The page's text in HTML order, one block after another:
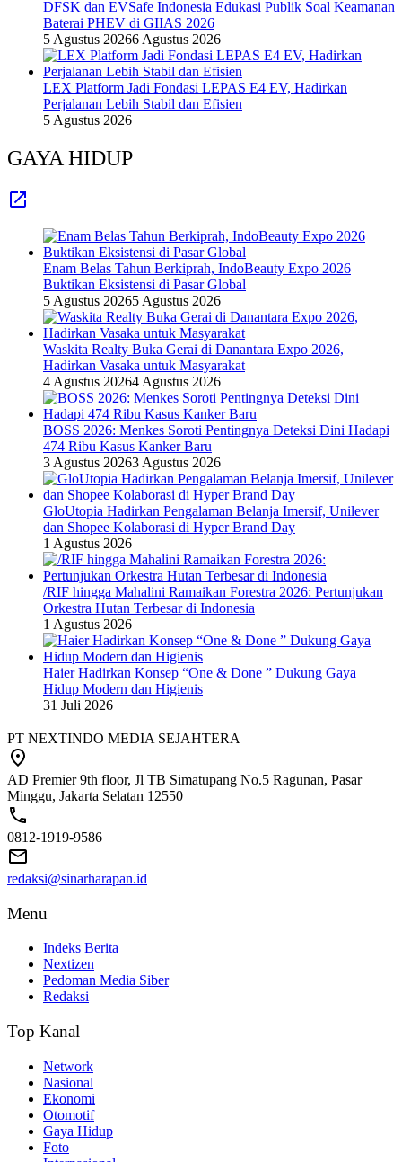
DFSK dan EVSafe Indonesia Edukasi Publik Soal Keamanan
Baterai PHEV di GIIAS 2026
5 Agustus 20266 Agustus 2026
LEX Platform Jadi Fondasi LEPAS E4 EV, Hadirkan
Perjalanan Lebih Stabil dan Efisien
5 Agustus 2026
GAYA HIDUP
Enam Belas Tahun Berkiprah, IndoBeauty Expo 2026
Buktikan Eksistensi di Pasar Global
5 Agustus 20265 Agustus 2026
Waskita Realty Buka Gerai di Danantara Expo 2026,
Hadirkan Vasaka untuk Masyarakat
4 Agustus 20264 Agustus 2026
BOSS 2026: Menkes Soroti Pentingnya Deteksi Dini Hadapi
474 Ribu Kasus Kanker Baru
3 Agustus 20263 Agustus 2026
GloUtopia Hadirkan Pengalaman Belanja Imersif, Unilever
dan Shopee Kolaborasi di Hyper Brand Day
1 Agustus 2026
/RIF hingga Mahalini Ramaikan Forestra 2026: Pertunjukan
Orkestra Hutan Terbesar di Indonesia
1 Agustus 2026
Haier Hadirkan Konsep “One & Done ” Dukung Gaya
Hidup Modern dan Higienis
31 Juli 2026
PT NEXTINDO MEDIA SEJAHTERA
AD Premier 9th floor, Jl TB Simatupang No.5 Ragunan, Pasar
Minggu, Jakarta Selatan 12550
0812-1919-9586
redaksi@sinarharapan.id
Menu
Indeks Berita
Nextizen
Pedoman Media Siber
Redaksi
Top Kanal
Network
Nasional
Ekonomi
Otomotif
Gaya Hidup
Foto